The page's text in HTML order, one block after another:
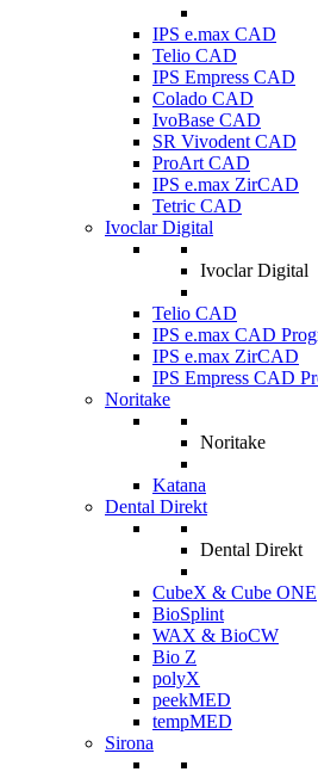
IPS e.max CAD
Telio CAD
IPS Empress CAD
Colado CAD
IvoBase CAD
SR Vivodent CAD
ProArt CAD
IPS e.max ZirCAD
Tetric CAD
Ivoclar Digital
Ivoclar Digital
Telio CAD
IPS e.max CAD
IPS e.max ZirCAD
IPS Empress CAD
Noritake
Noritake
Katana
Dental Direkt
Dental Direkt
CubeX & Cube ONE
BioSplint
WAX & BioCW
Bio Z
polyX
peekMED
tempMED
Sirona